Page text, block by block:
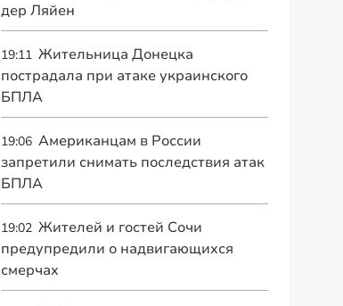
дер Ляйен
19:11 Жительница Донецка
пострадала при атаке украинского
БПЛА
19:06 Американцам в России
запретили снимать последствия атак
БПЛА
19:02 Жителей и гостей Сочи
предупредили о надвигающихся
смерчах